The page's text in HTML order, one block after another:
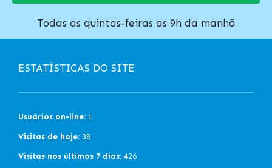
Todas as quintas-feiras as 9h da manhã
ESTATÍSTICAS DO SITE
Usuários on-line: 1
Visitas de hoje: 38
Visitas nos últimos 7 dias: 426